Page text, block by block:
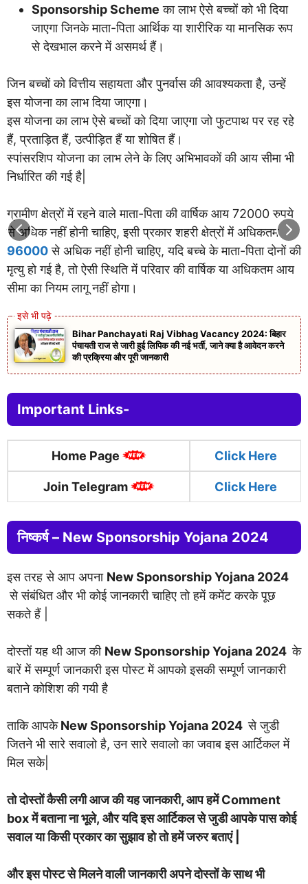
Sponsorship Scheme का लाभ ऐसे बच्चों को भी दिया
जाएगा जिनके माता-पिता आर्थिक या शारीरिक या मानसिक रूप
से देखभाल करने में असमर्थ हैं।
जिन बच्चों को वित्तीय सहायता और पुनर्वास की आवश्यकता है, उन्हें
इस योजना का लाभ दिया जाएगा।
इस योजना का लाभ ऐसे बच्चों को दिया जाएगा जो फुटपाथ पर रह रहे
हैं, प्रताड़ित हैं, उत्पीड़ित हैं या शोषित हैं।
स्पांसरशिप योजना का लाभ लेने के लिए अभिभावकों की आय सीमा भी
निर्धारित की गई है|
ग्रामीण क्षेत्रों में रहने वाले माता-पिता की वार्षिक आय 72000 रुपये
से अधिक नहीं होनी चाहिए, इसी प्रकार शहरी क्षेत्रों में अधिकतम
96000 से अधिक नहीं होनी चाहिए, यदि बच्चे के माता-पिता दोनों की
मृत्यु हो गई है, तो ऐसी स्थिति में परिवार की वार्षिक या अधिकतम आय
सीमा का नियम लागू नहीं होगा।
Bihar Panchayati Raj Vibhag Vacancy 2024: बिहार
पंचायती राज से जारी हुई लिपिक की नई भर्ती, जाने क्या है आवेदन करने
की प्रक्रिया और पूरी जानकारी
Important Links-
Home Page Click Here
Join Telegram Click Here
निष्कर्ष – New Sponsorship Yojana 2024
इस तरह से आप अपना New Sponsorship Yojana 2024
से संबंधित और भी कोई जानकारी चाहिए तो हमें कमेंट करके पूछ
सकते हैं |
दोस्तों यह थी आज की New Sponsorship Yojana 2024के
बारें में सम्पूर्ण जानकारी इस पोस्ट में आपको इसकी सम्पूर्ण जानकारी
बताने कोशिश की गयी है
ताकि आपकेNew Sponsorship Yojana 2024से जुडी
जितने भी सारे सवालो है, उन सारे सवालो का जवाब इस आर्टिकल में
मिल सके|
तो दोस्तों कैसी लगी आज की यह जानकारी, आप हमें Comment
box में बताना ना भूले, और यदि इस आर्टिकल से जुडी आपके पास कोई
सवाल या किसी प्रकार का सुझाव हो तो हमें जरुर बताएं |
और इस पोस्ट से मिलने वाली जानकारी अपने दोस्तों के साथ भी